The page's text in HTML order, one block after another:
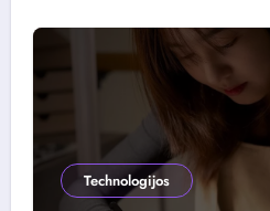
Technologijos